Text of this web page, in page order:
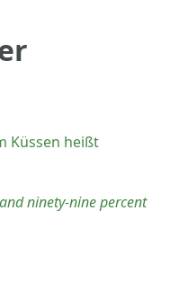
Küssen heißt
ninety-nine percent